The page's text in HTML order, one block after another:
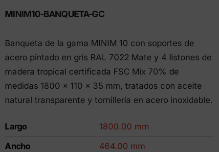
MINIM10-BANQUETA-GC
Banqueta de la gama MINIM 10 con soportes de
acero pintado en gris RAL 7022 Mate y 4 listones de
madera tropical certificada FSC Mix 70% de
medidas 1800 x 110 x 35 mm, tratados con aceite
natural transparente y tornillería en acero inoxidable.
Largo
1800.00 mm
Ancho
464.00 mm